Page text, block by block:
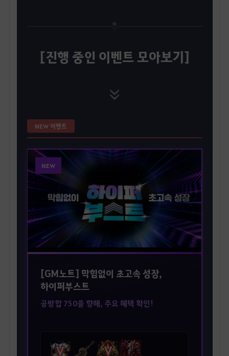
[진행 중인 이벤트 모아보기]
NEW 이벤트
NEW
[GM노트] 막힘없이 초고속 성장,
하이퍼부스트
공방합 750을 향해, 주요 혜택 확인!